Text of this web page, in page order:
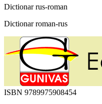
Dictionar rus-roman
Dictionar roman-rus
ISBN 9789975908454